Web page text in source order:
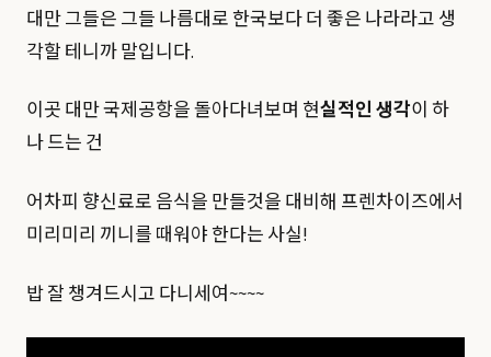
대만 그들은 그들 나름대로 한국보다 더 좋은 나라라고 생
각할 테니까 말입니다.
이곳 대만 국제공항을 돌아다녀보며 현실적인 생각이 하
나 드는 건
어차피 향신료로 음식을 만들것을 대비해 프렌차이즈에서
미리미리 끼니를 때워야 한다는 사실!
밥 잘 챙겨드시고 다니세여~~~~